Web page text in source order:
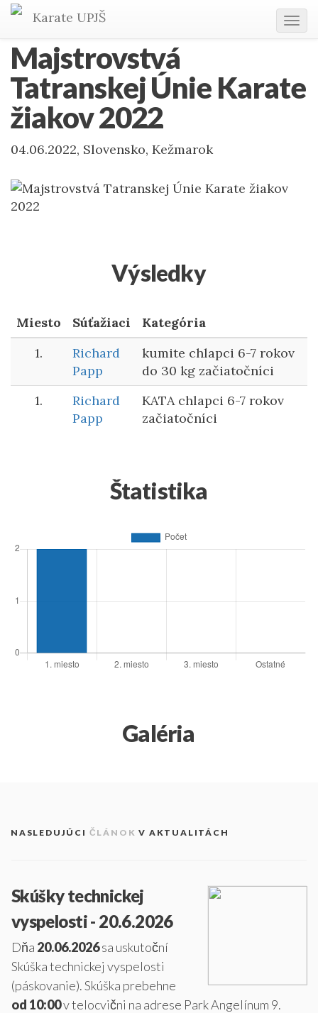
Karate UPJŠ
Majstrovstvá
Tatranskej Únie Karate
žiakov 2022
04.06.2022, Slovensko, Kežmarok
Výsledky
Miesto Súťažiaci
Kategória
1.
Richard
Papp
kumite chlapci 6-7 rokov
do 30 kg začiatočníci
1.
Richard
Papp
KATA chlapci 6-7 rokov
začiatočníci
Štatistika
Galéria
NASLEDUJÚCI ČLÁNOK V AKTUALITÁCH
Skúšky technickej
vyspelosti - 20.6.2026
Dňa 20.06.2026sa uskutoční
Skúška technickej vyspelosti
(páskovanie). Skúška prebehne
od 10:00v telocvični na adrese Park Angelínum 9.